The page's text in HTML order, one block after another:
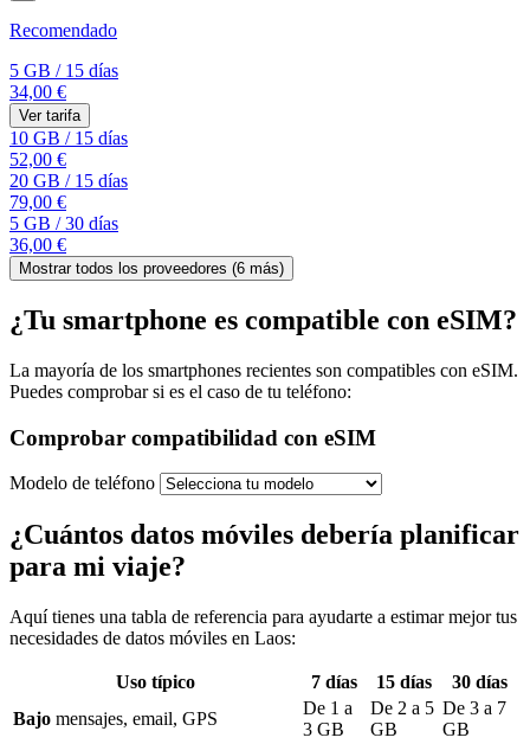
Recomendado
5 GB /15 días
34,00 €
Ver tarifa
10 GB /15 días
52,00 €
20 GB /15 días
79,00 €
5 GB /30 días
36,00 €
Mostrar todos los proveedores (6 más)
¿Tu smartphone es compatible con eSIM?
La mayoría de los smartphones recientes son compatibles con eSIM.
Puedes comprobar si es el caso de tu teléfono:
Comprobar compatibilidad con eSIM
Modelo de teléfono
¿Cuántos datos móviles debería planificar
para mi viaje?
Aquí tienes una tabla de referencia para ayudarte a estimar mejor tus
necesidades de datos móviles en Laos:
Uso típico 7 días 15 días 30 días
Bajo mensajes, email, GPS
De 1 a
3 GB
De 2 a 5
GB
De 3 a 7
GB